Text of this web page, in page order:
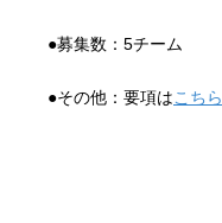
●募集数：5チーム
●その他：要項はこちら